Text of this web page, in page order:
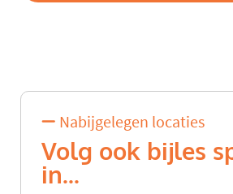
Nabijgelegen locaties
Volg ook bijles
in...